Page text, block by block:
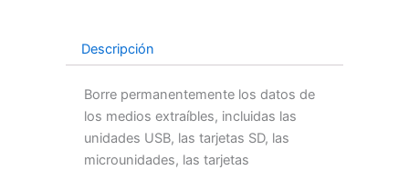
Descripción
Borre permanentemente los datos de
los medios extraíbles, incluidas las
unidades USB, las tarjetas SD, las
microunidades, las tarjetas